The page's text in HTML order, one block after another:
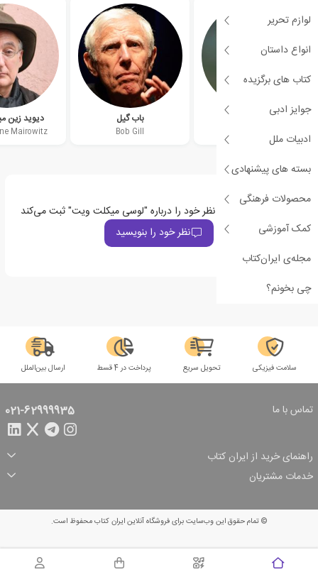
لوازم تحریر
انواع داستان
کتاب های برگزیده
جوایز ادبی
ادبیات ملل
بسته های پیشنهادی
محصولات فرهنگی
کمک آموزشی
مجله‌ی ایران‌کتاب
چی بخونم؟
گیلیان ولف باب گیل
Bob Gill
دیوید زین
Mairowitz
اولین نفری باشید که نظر خود را درباره "لوسی میکلت ویت" ثبت می‌کند
نظر خود را بنویسید
سلامت فیزیکی تحویل سریع پرداخت در 4 قسط ارسال بین‌الملل
تماس با ما 021-62999935
راهنمای خرید از ایران کتاب
ثبت سفارش
شرایط ارسال سفارش
شیوه پرداخت
تخفیف‌های خرید
خدمات مشتریان
© تمام حقوق این وب‌سایت برای فروشگاه آنلاین ایران کتاب محفوظ است.
سبد خرید